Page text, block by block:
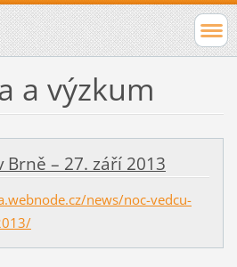
a výzkum
Brně – 27. září 2013
news/noc-vedcu-